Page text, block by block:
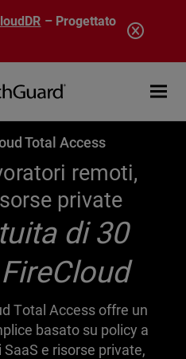
– Progettato
Open
Total Access
remoti,
private
di 30
Total Access offre un
basato su policy a
e risorse private,